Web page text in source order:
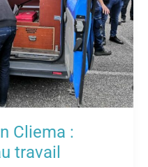
Cliema :
travail